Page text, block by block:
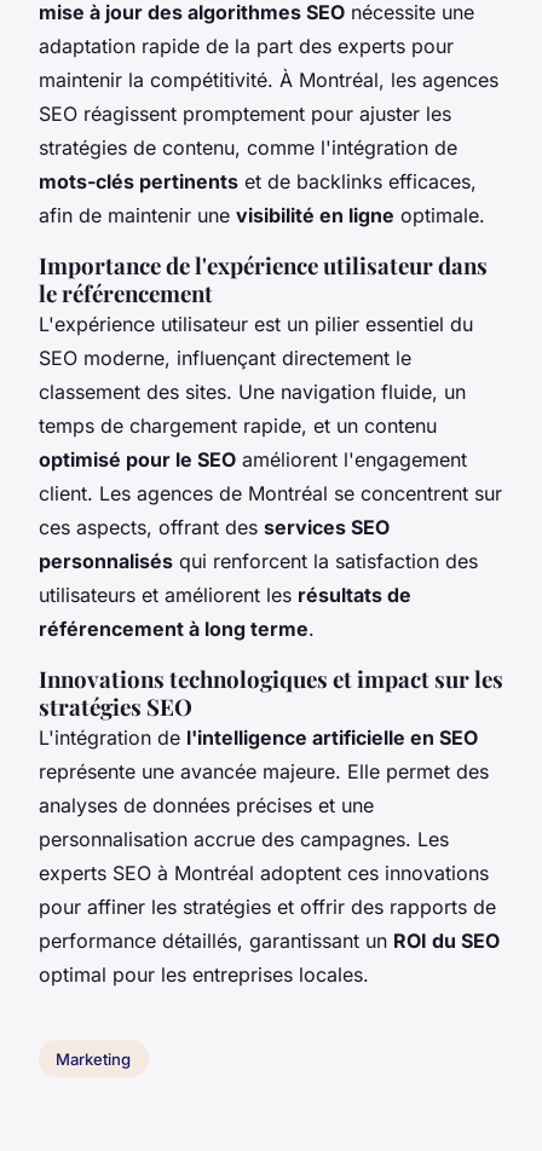
mise à jour des algorithmes SEO nécessite une
adaptation rapide de la part des experts pour
maintenir la compétitivité. À Montréal, les agences
SEO réagissent promptement pour ajuster les
stratégies de contenu, comme l'intégration de
mots-clés pertinents et de backlinks efficaces,
afin de maintenir une visibilité en ligne optimale.
Importance de l'expérience utilisateur dans
le référencement
L'expérience utilisateur est un pilier essentiel du
SEO moderne, influençant directement le
classement des sites. Une navigation fluide, un
temps de chargement rapide, et un contenu
optimisé pour le SEO améliorent l'engagement
client. Les agences de Montréal se concentrent sur
ces aspects, offrant des services SEO
personnalisés qui renforcent la satisfaction des
utilisateurs et améliorent les résultats de
référencement à long terme.
Innovations technologiques et impact sur les
stratégies SEO
L'intégration de l'intelligence artificielle en SEO
représente une avancée majeure. Elle permet des
analyses de données précises et une
personnalisation accrue des campagnes. Les
experts SEO à Montréal adoptent ces innovations
pour affiner les stratégies et offrir des rapports de
performance détaillés, garantissant un ROI du SEO
optimal pour les entreprises locales.
Marketing